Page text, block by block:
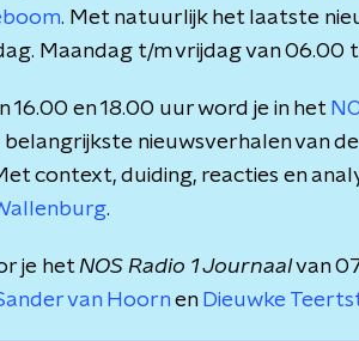
. Met natuurlijk het laatste
Maandag t/m vrijdag van 06.00
16.00 en 18.00 uur word je in het
nieuwsverhalen van
context, duiding, reacties en
.
je het NOS Radio 1 Journaalvan
van Hoorn en Dieuwke